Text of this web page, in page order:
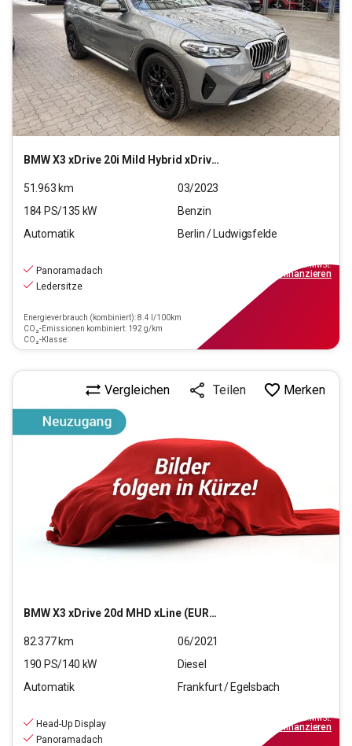
BMWX3 xDrive 20i Mild Hybrid xDrive (OPF)(EURO6d)
51.963 km
03/2023
184 PS/135 kW
Benzin
Automatik
Berlin / Ludwigsfelde
Panoramadach
Ledersitze
Energieverbrauch (kombiniert): 8.4 l/100km
CO₂-Emissionen kombiniert: 192 g/km
CO₂-Klasse:
inkl.MwSt.
finanzieren
BMWX3 xDrive 20d MHD xLine (EURO 6d)
Vergleichen Teilen Merken
82.377km
06/2021
190 PS/140 kW
Diesel
Automatik
Frankfurt / Egelsbach
Head-Up Display
Panoramadach
inkl.MwSt.
finanzieren